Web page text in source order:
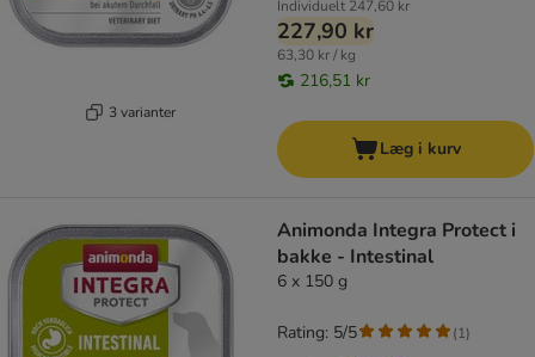
3 varianter
Individuelt 247,60 kr
227,90 kr
63,30 kr / kg
216,51 kr
Læg i kurv
Animonda Integra Protect i
bakke - Intestinal
6 x 150 g
Rating: 5/5 (1)